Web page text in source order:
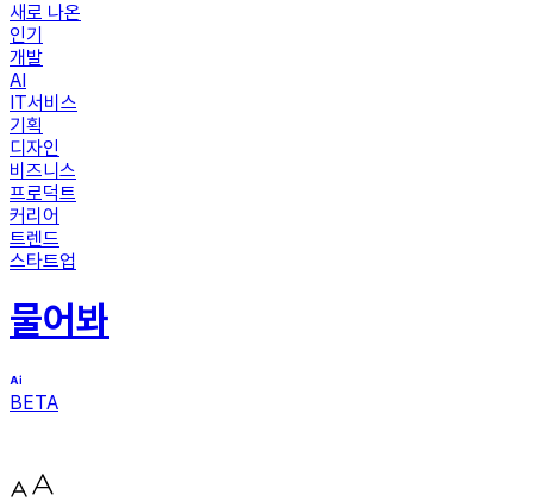
새로 나온
인기
개발
AI
IT서비스
기획
디자인
비즈니스
프로덕트
커리어
트렌드
스타트업
물어봐
BETA